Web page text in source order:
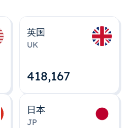
英国
UK
418,167
日本
JP